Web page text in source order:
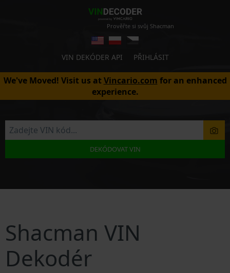
Prověřte si svůj Shacman
VIN DEKÓDER API PŘIHLÁSIT
We've Moved! Visit us atVincario.com for an enhanced
experience.
DEKÓDOVAT VIN
Shacman VIN
Dekodér